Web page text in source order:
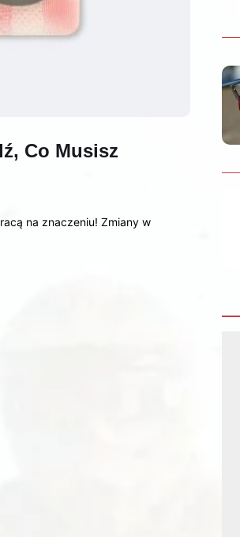
Co Musisz
na znaczeniu! Zmiany w